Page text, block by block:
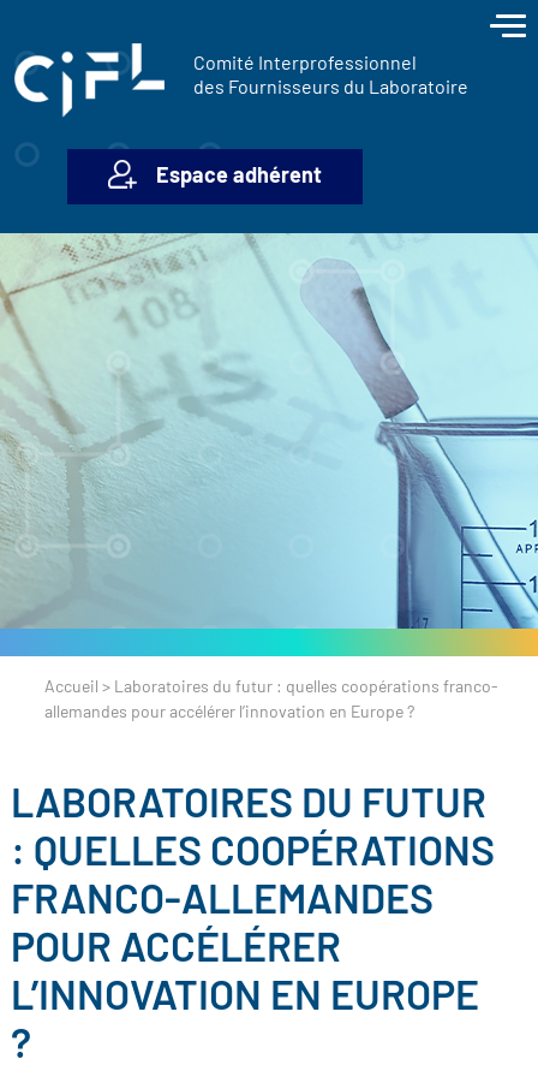
Comité Interprofessionnel
des Fournisseurs du Laboratoire
Espace adhérent
Accueil > Laboratoires du futur : quelles coopérations franco-
allemandes pour accélérer l’innovation en Europe ?
LABORATOIRES DU FUTUR
: QUELLES COOPÉRATIONS
FRANCO-ALLEMANDES
POUR ACCÉLÉRER
L’INNOVATION EN EUROPE
?